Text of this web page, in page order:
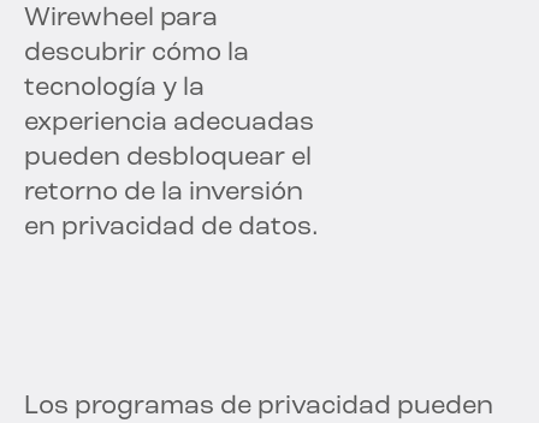
Wirewheel para
descubrir cómo la
tecnología y la
experiencia adecuadas
pueden desbloquear el
retorno de la inversión
en privacidad de datos.
Los programas de privacidad pueden